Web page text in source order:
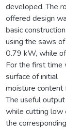
developed. The
offered design
basic
using the saws
0.79 kW, while
For the first time
surface of initial
moisture content
The useful
while cutting low
the